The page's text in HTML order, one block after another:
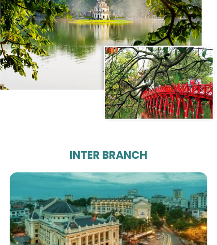
INTER BRANCH